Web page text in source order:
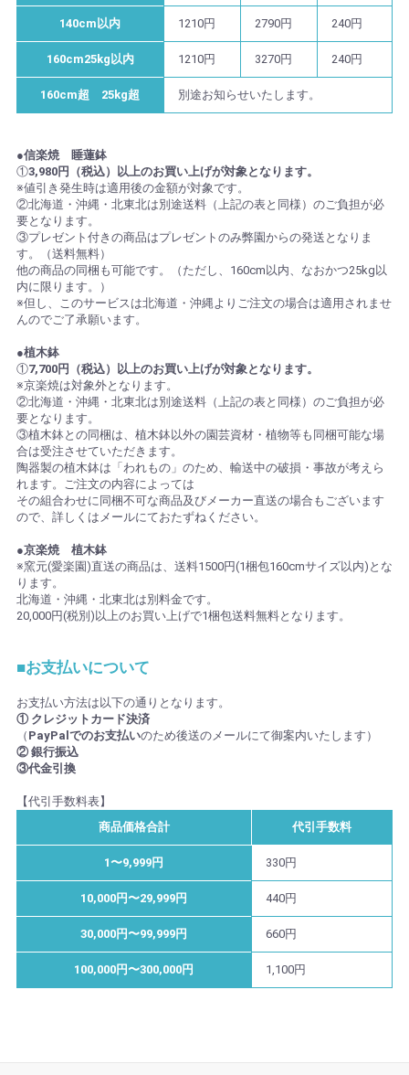
140cm以内 1210円 2790円 240円
160cm25kg以内 1210円 3270円 240円
160cm超 25kg超 別途お知らせいたします。
●信楽焼 睡蓮鉢
①3,980円（税込）以上のお買い上げが対象となります。
※値引き発生時は適用後の金額が対象です。
②北海道・沖縄・北東北は別途送料（上記の表と同様）のご負担が必
要となります。
③プレゼント付きの商品はプレゼントのみ弊園からの発送となりま
す。（送料無料）
他の商品の同梱も可能です。（ただし、160cm以内、なおかつ25kg以
内に限ります。）
※但し、このサービスは北海道・沖縄よりご注文の場合は適用されませ
んのでご了承願います。
●植木鉢
①7,700円（税込）以上のお買い上げが対象となります。
※京楽焼は対象外となります。
②北海道・沖縄・北東北は別途送料（上記の表と同様）のご負担が必
要となります。
③植木鉢との同梱は、植木鉢以外の園芸資材・植物等も同梱可能な場
合は受注させていただきます。
陶器製の植木鉢は「われもの」のため、輸送中の破損・事故が考えら
れます。ご注文の内容によっては
その組合わせに同梱不可な商品及びメーカー直送の場合もございます
ので、詳しくはメールにておたずねください。
●京楽焼 植木鉢
※窯元(愛楽園)直送の商品は、送料1500円(1梱包160cmサイズ以内)とな
ります。
北海道・沖縄・北東北は別料金です。
20,000円(税別)以上のお買い上げで1梱包送料無料となります。
■お支払いについて
お支払い方法は以下の通りとなります。
① クレジットカード決済
（ PayPalでのお支払いのため後送のメールにて御案内いたします）
② 銀行振込
③代金引換
【代引手数料表】
商品価格合計
代引手数料
1〜9,999円 330円
10,000円〜29,999円 440円
30,000円〜99,999円 660円
100,000円〜300,000円 1,100円